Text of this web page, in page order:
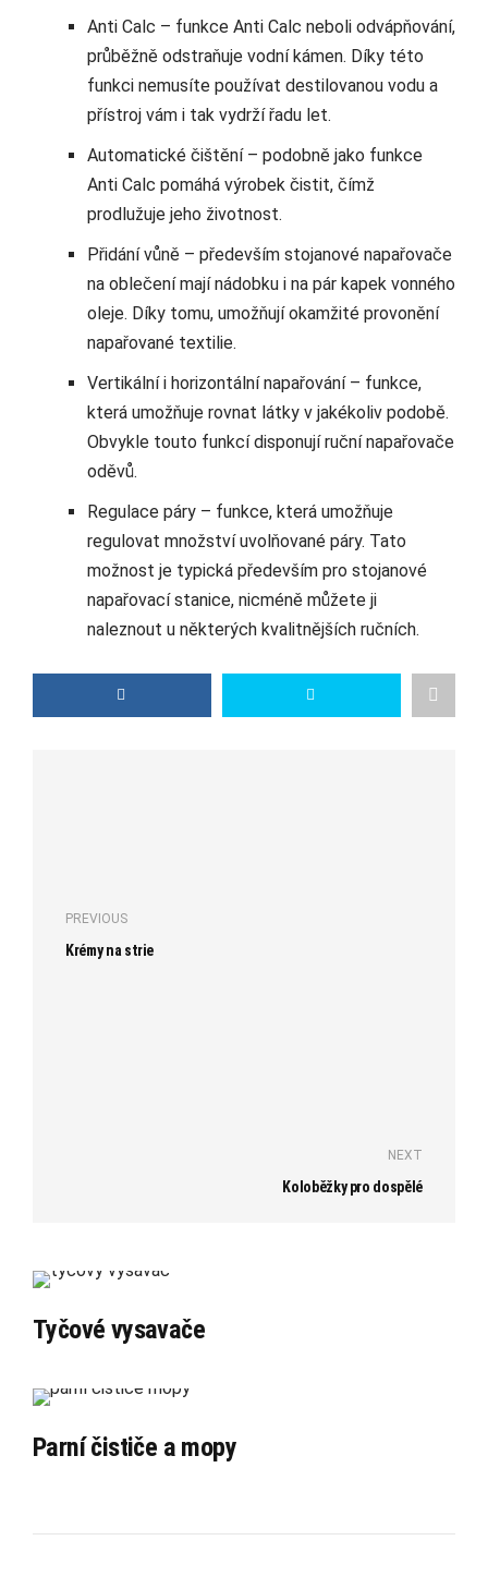
Anti Calc – funkce Anti Calc neboli odvápňování,
průběžně odstraňuje vodní kámen. Díky této
funkci nemusíte používat destilovanou vodu a
přístroj vám i tak vydrží řadu let.
Automatické čištění – podobně jako funkce
Anti Calc pomáhá výrobek čistit, čímž
prodlužuje jeho životnost.
Přidání vůně – především stojanové napařovače
na oblečení mají nádobku i na pár kapek vonného
oleje. Díky tomu, umožňují okamžité provonění
napařované textilie.
Vertikální i horizontální napařování – funkce,
která umožňuje rovnat látky v jakékoliv podobě.
Obvykle touto funkcí disponují ruční napařovače
oděvů.
Regulace páry – funkce, která umožňuje
regulovat množství uvolňované páry. Tato
možnost je typická především pro stojanové
napařovací stanice, nicméně můžete ji
naleznout u některých kvalitnějších ručních.
PREVIOUS
Krémy na strie
NEXT
Koloběžky pro dospělé
Tyčové vysavače
Parní čističe a mopy